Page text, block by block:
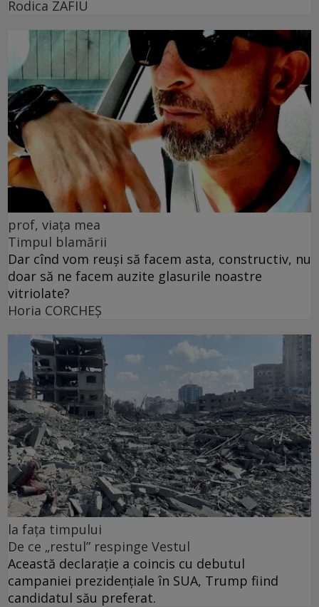
Rodica ZAFIU
prof, viața mea
Timpul blamării
Dar cînd vom reuși să facem asta, constructiv, nu
doar să ne facem auzite glasurile noastre
vitriolate?
Horia CORCHEŞ
la fața timpului
De ce „restul” respinge Vestul
Această declarație a coincis cu debutul
campaniei prezidențiale în SUA, Trump fiind
candidatul său preferat.